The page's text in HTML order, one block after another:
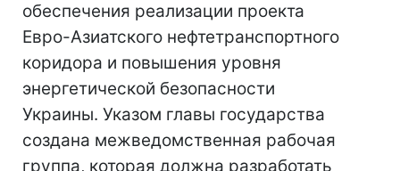
обеспечения реализации проекта
Евро-Азиатского нефтетранспортного
коридора и повышения уровня
энергетической безопасности
Украины. Указом главы государства
создана межведомственная рабочая
группа, которая должна разработать